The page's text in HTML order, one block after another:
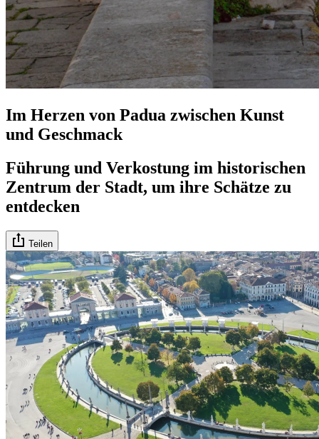
Im Herzen von Padua zwischen Kunst
und Geschmack
Führung und Verkostung im historischen
Zentrum der Stadt, um ihre Schätze zu
entdecken
Teilen